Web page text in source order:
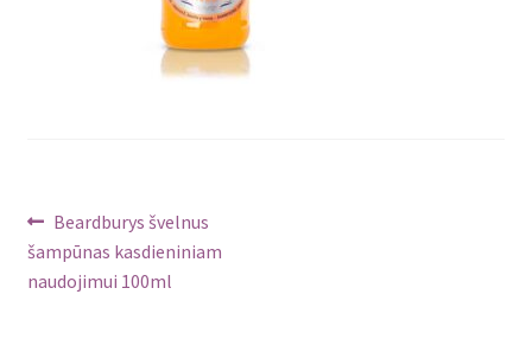
Navigacija
tarp
Ankstenis
įrašas:
Beardburys švelnus
šampūnas kasdieniniam
naudojimui 100ml